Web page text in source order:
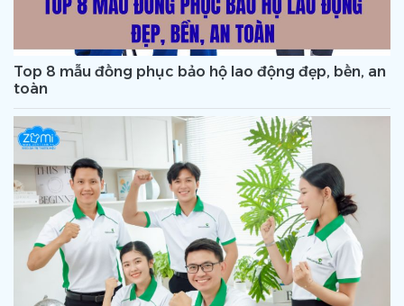
Top 8 mẫu đồng phục bảo hộ lao động đẹp, bền, an
toàn